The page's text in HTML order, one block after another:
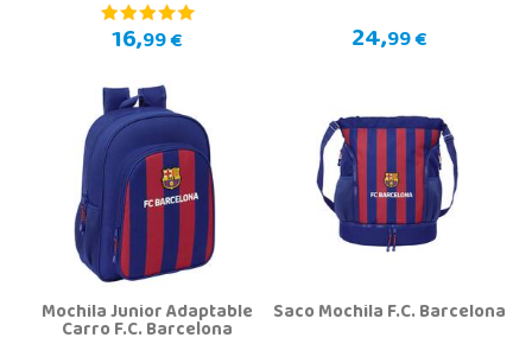
16,99 € 24,99 €
Mochila Junior Adaptable
Carro F.C. Barcelona Saco Mochila F.C. Barcelona